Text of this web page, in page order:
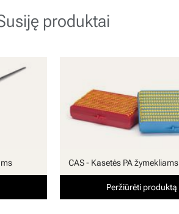
produktai
CAS - Kasetės PA žymekliams
Peržiūrėti produktą